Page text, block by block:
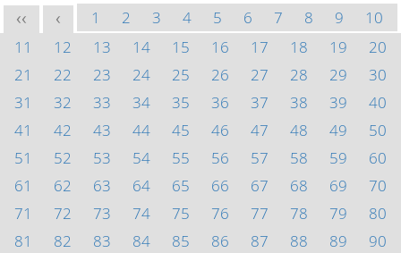
<< < 1 2 3 4 5 6 7 8 9
10
11
12 13 14 15 16 17 18 19
20
21
22 23 24 25 26 27 28 29
30
31
32 33 34 35 36 37 38 39
40
41
42 43 44 45 46 47 48 49
50
51
52 53 54 55 56 57 58 59
60
61
62 63 64 65 66 67 68 69
70
71
72 73 74 75 76 77 78 79
80
81
82 83 84 85 86 87 88 89
90